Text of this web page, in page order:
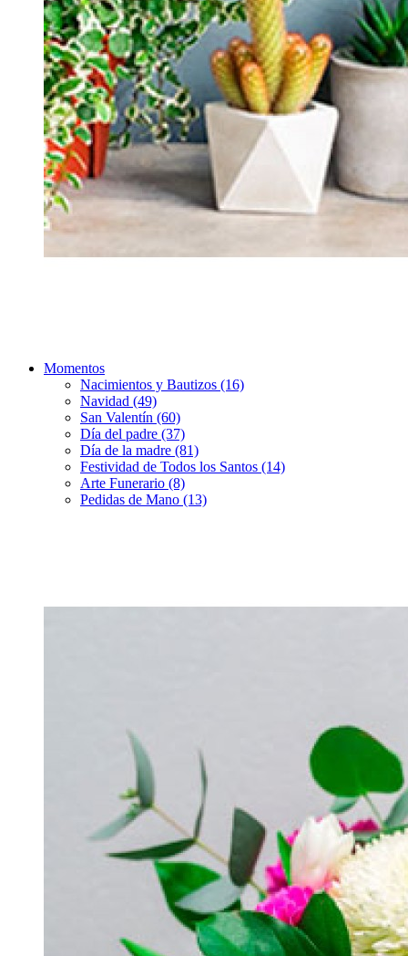
Momentos
Nacimientos y Bautizos (16)
Navidad (49)
San Valentín (60)
Día del padre (37)
Día de la madre (81)
Festividad de Todos los Santos (14)
Arte Funerario (8)
Pedidas de Mano (13)